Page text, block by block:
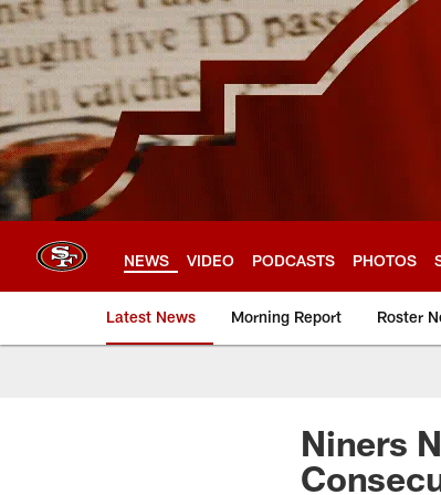
Skip
to
main
content
NEWS VIDEO PODCASTS PHOTOS
Latest News Morning Report Roster
Niners